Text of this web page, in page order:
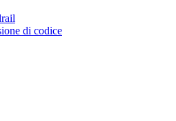
di codice